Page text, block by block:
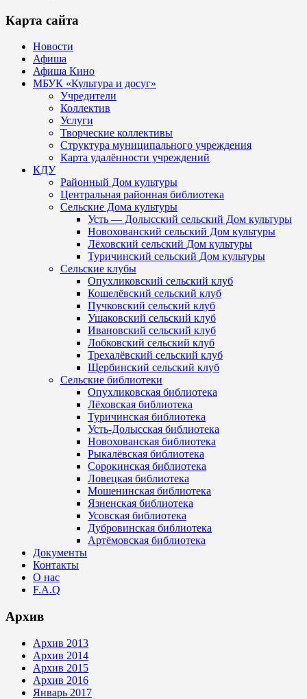
Карта сайта
Новости
Афиша
Афиша Кино
МБУК «Культура и досуг»
Учредители
Коллектив
Услуги
Творческие коллективы
Структура муниципального учреждения
Карта удалённости учреждений
КДУ
Районный Дом культуры
Центральная районная библиотека
Сельские Дома культуры
Усть — Долысский сельский Дом культуры
Новохованский сельский Дом культуры
Лёховский сельский Дом культуры
Туричинский сельский Дом культуры
Сельские клубы
Опухликовский сельский клуб
Кошелёвский сельский клуб
Пучковский сельский клуб
Ушаковский сельский клуб
Ивановский сельский клуб
Лобковский сельский клуб
Трехалёвский сельский клуб
Щербинский сельский клуб
Сельские библиотеки
Опухликовская библиотека
Лёховская библиотека
Туричинская библиотека
Усть-Долысская библиотека
Новохованская библиотека
Рыкалёвская библиотека
Сорокинская библиотека
Ловецкая библиотека
Мошенинская библиотека
Язненская библиотека
Усовская библиотека
Дубровинская библиотека
Артёмовская библиотека
Документы
Контакты
О нас
F.A.Q
Архив
Архив 2013
Архив 2014
Архив 2015
Архив 2016
Январь 2017